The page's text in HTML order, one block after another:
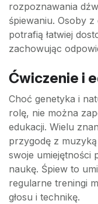
rozpoznawania
śpiewaniu. Osoby
potrafią łatwiej
zachowując
Ćwiczenie i
Choć genetyka i
rolę, nie można
edukacji. Wielu
przygodę z
swoje umiejętności
naukę. Śpiew to
regularne treningi
głosu i technikę.